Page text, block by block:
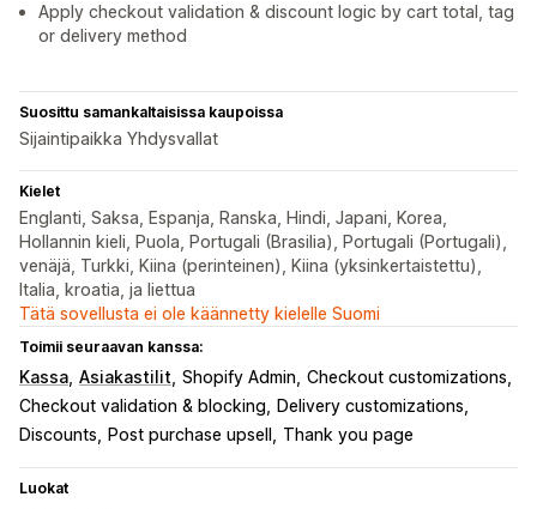
Apply checkout validation & discount logic by cart total, tag
or delivery method
Suosittu samankaltaisissa kaupoissa
Sijaintipaikka Yhdysvallat
Kielet
Englanti, Saksa, Espanja, Ranska, Hindi, Japani, Korea,
Hollannin kieli, Puola, Portugali (Brasilia), Portugali (Portugali),
venäjä, Turkki, Kiina (perinteinen), Kiina (yksinkertaistettu),
Italia, kroatia, ja liettua
Tätä sovellusta ei ole käännetty kielelle Suomi
Toimii seuraavan kanssa:
Kassa Asiakastilit Shopify Admin Checkout customizations
Checkout validation & blocking
Delivery customizations
Discounts
Post purchase upsell Thank you page
Luokat